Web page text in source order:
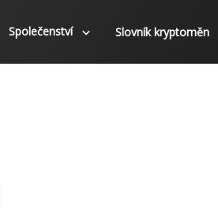
Společenství Slovník kryptoměn